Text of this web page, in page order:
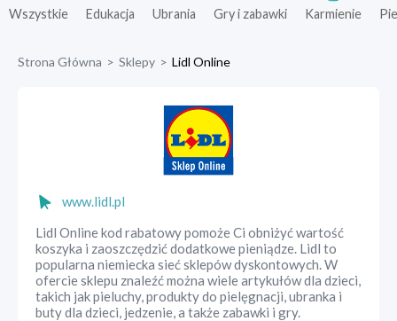
Sklepy
Wszystkie Edukacja Ubrania Gry i zabawki Karmienie
Strona Główna > Sklepy > Lidl Online
www.lidl.pl
Lidl Online kod rabatowy pomoże Ci obniżyć wartość
koszyka i zaoszczędzić dodatkowe pieniądze. Lidl to
popularna niemiecka sieć sklepów dyskontowych. W
ofercie sklepu znaleźć można wiele artykułów dla dzieci,
takich jak pieluchy, produkty do pielęgnacji, ubranka i
buty dla dzieci, jedzenie, a także zabawki i gry.